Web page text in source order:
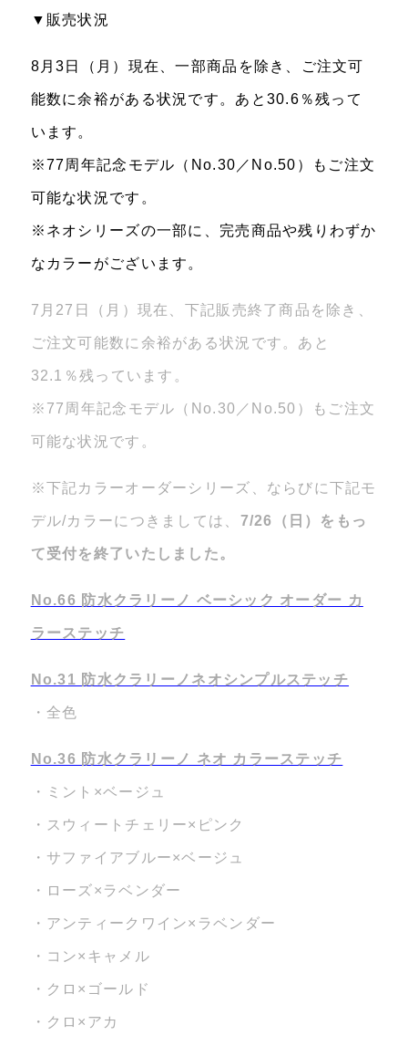
▼販売状況
8月3日（月）現在、一部商品を除き、ご注文可
能数に余裕がある状況です。あと30.6％残って
います。
※77周年記念モデル（No.30／No.50）もご注文
可能な状況です。
※ネオシリーズの一部に、完売商品や残りわずか
なカラーがございます。
7月27日（月）現在、下記販売終了商品を除き、
ご注文可能数に余裕がある状況です。あと
32.1％残っています。
※77周年記念モデル（No.30／No.50）もご注文
可能な状況です。
※下記カラーオーダーシリーズ、ならびに下記モ
デル/カラーにつきましては、 7/26（日）をもっ
て受付を終了いたしました。
No.66 防水クラリーノ ベーシック オーダー カ
ラーステッチ
No.31 防水クラリーノネオシンプルステッチ
・全色
No.36 防水クラリーノ ネオ カラーステッチ
・ミント×ベージュ
・スウィートチェリー×ピンク
・サファイアブルー×ベージュ
・ローズ×ラベンダー
・アンティークワイン×ラベンダー
・コン×キャメル
・クロ×ゴールド
・クロ×アカ